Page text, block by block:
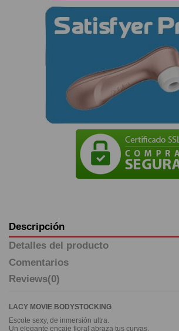
Descripción
Detalles del producto
Comentarios
Reviews(0)
LACY MOVIE BODYSTOCKING
Escote sexy, de inmersión ultra.
Un elegante encaje floral abraza tus curvas.